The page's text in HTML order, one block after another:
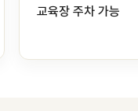
교육장 주차 가능